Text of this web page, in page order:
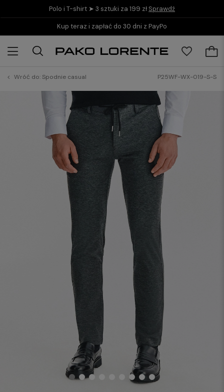
Polo i T-shirt ➤ 3 sztuki za 199 zł Sprawdź
Kup teraz i zapłać do 30 dni z PayPo
Wróć do:Spodnie casual P25WF-WX-019-S-S